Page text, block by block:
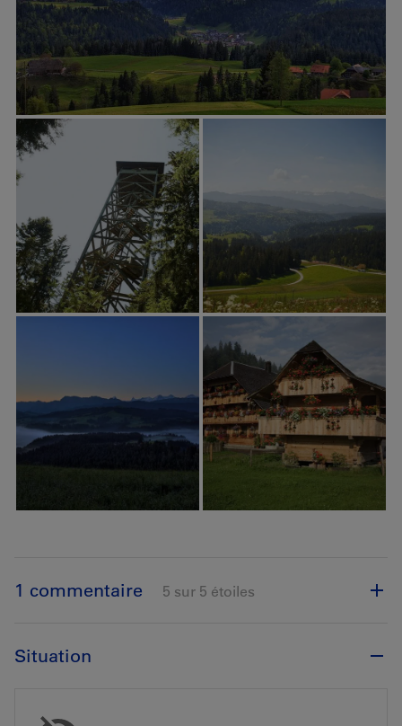
1 commentaire 5 sur 5 étoiles
Situation